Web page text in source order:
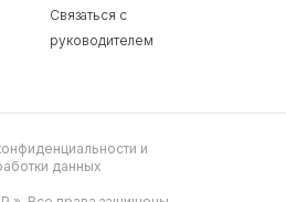
Связаться с
руководителем
и
данных